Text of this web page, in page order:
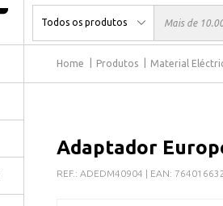
Home Produtos Material
Adaptador
REF.: ADEDM40904 | EAN: